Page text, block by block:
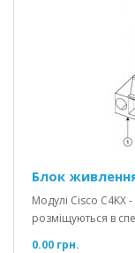
Блок
Модулі Cisco C4KX
розміщуються в
0.00 грн.